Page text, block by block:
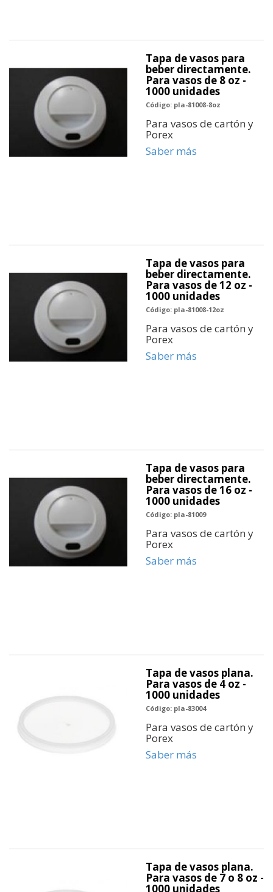
Tapa de vasos para
beber directamente.
Para vasos de 8 oz -
1000 unidades
Código: pla-81008-8oz
Para vasos de cartón y
Porex
Saber más
Tapa de vasos para
beber directamente.
Para vasos de 12 oz -
1000 unidades
Código: pla-81008-12oz
Para vasos de cartón y
Porex
Saber más
Tapa de vasos para
beber directamente.
Para vasos de 16 oz -
1000 unidades
Código: pla-81009
Para vasos de cartón y
Porex
Saber más
Tapa de vasos plana.
Para vasos de 4 oz -
1000 unidades
Código: pla-83004
Para vasos de cartón y
Porex
Saber más
Tapa de vasos plana.
Para vasos de 7 o 8 oz -
1000 unidades